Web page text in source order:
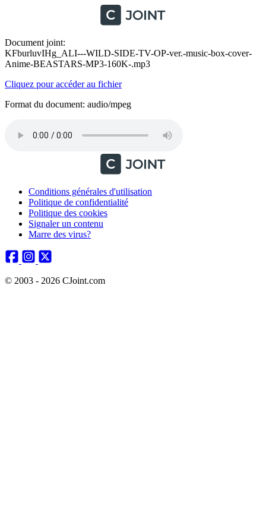
Document joint:
KFburluvIHg_ALI---WILD-SIDE-TV-OP-ver.-music-box-cover-
Anime-BEASTARS-MP3-160K-.mp3
Cliquez pour accéder au fichier
Format du document: audio/mpeg
Conditions générales d'utilisation
Politique de confidentialité
Politique des cookies
Signaler un contenu
Marre des virus?
© 2003 - 2026 CJoint.com